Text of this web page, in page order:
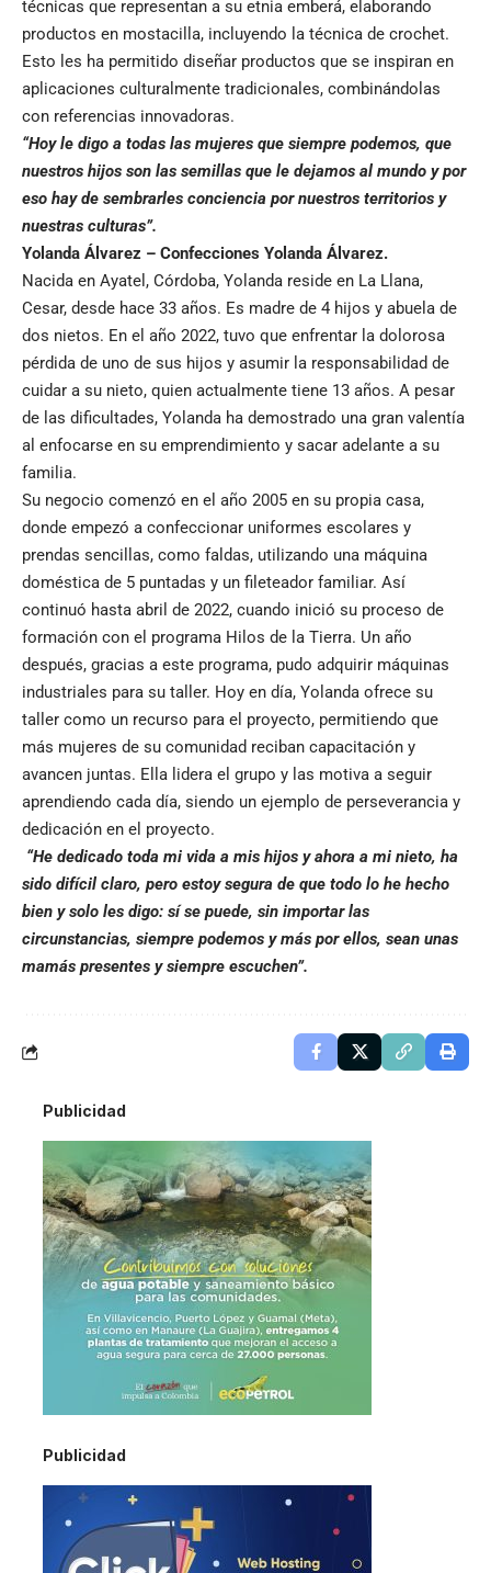
técnicas que representan a su etnia emberá, elaborando
productos en mostacilla, incluyendo la técnica de crochet.
Esto les ha permitido diseñar productos que se inspiran en
aplicaciones culturalmente tradicionales, combinándolas
con referencias innovadoras.
“Hoy le digo a todas las mujeres que siempre podemos, que
nuestros hijos son las semillas que le dejamos al mundo y por
eso hay de sembrarles conciencia por nuestros territorios y
nuestras culturas”.
Yolanda Álvarez – Confecciones Yolanda Álvarez.
Nacida en Ayatel, Córdoba, Yolanda reside en La Llana,
Cesar, desde hace 33 años. Es madre de 4 hijos y abuela de
dos nietos. En el año 2022, tuvo que enfrentar la dolorosa
pérdida de uno de sus hijos y asumir la responsabilidad de
cuidar a su nieto, quien actualmente tiene 13 años. A pesar
de las dificultades, Yolanda ha demostrado una gran valentía
al enfocarse en su emprendimiento y sacar adelante a su
familia.
Su negocio comenzó en el año 2005 en su propia casa,
donde empezó a confeccionar uniformes escolares y
prendas sencillas, como faldas, utilizando una máquina
doméstica de 5 puntadas y un fileteador familiar. Así
continuó hasta abril de 2022, cuando inició su proceso de
formación con el programa Hilos de la Tierra. Un año
después, gracias a este programa, pudo adquirir máquinas
industriales para su taller. Hoy en día, Yolanda ofrece su
taller como un recurso para el proyecto, permitiendo que
más mujeres de su comunidad reciban capacitación y
avancen juntas. Ella lidera el grupo y las motiva a seguir
aprendiendo cada día, siendo un ejemplo de perseverancia y
dedicación en el proyecto.
“He dedicado toda mi vida a mis hijos y ahora a mi nieto, ha
sido difícil claro, pero estoy segura de que todo lo he hecho
bien y solo les digo: sí se puede, sin importar las
circunstancias, siempre podemos y más por ellos, sean unas
mamás presentes y siempre escuchen”.
Publicidad
Publicidad